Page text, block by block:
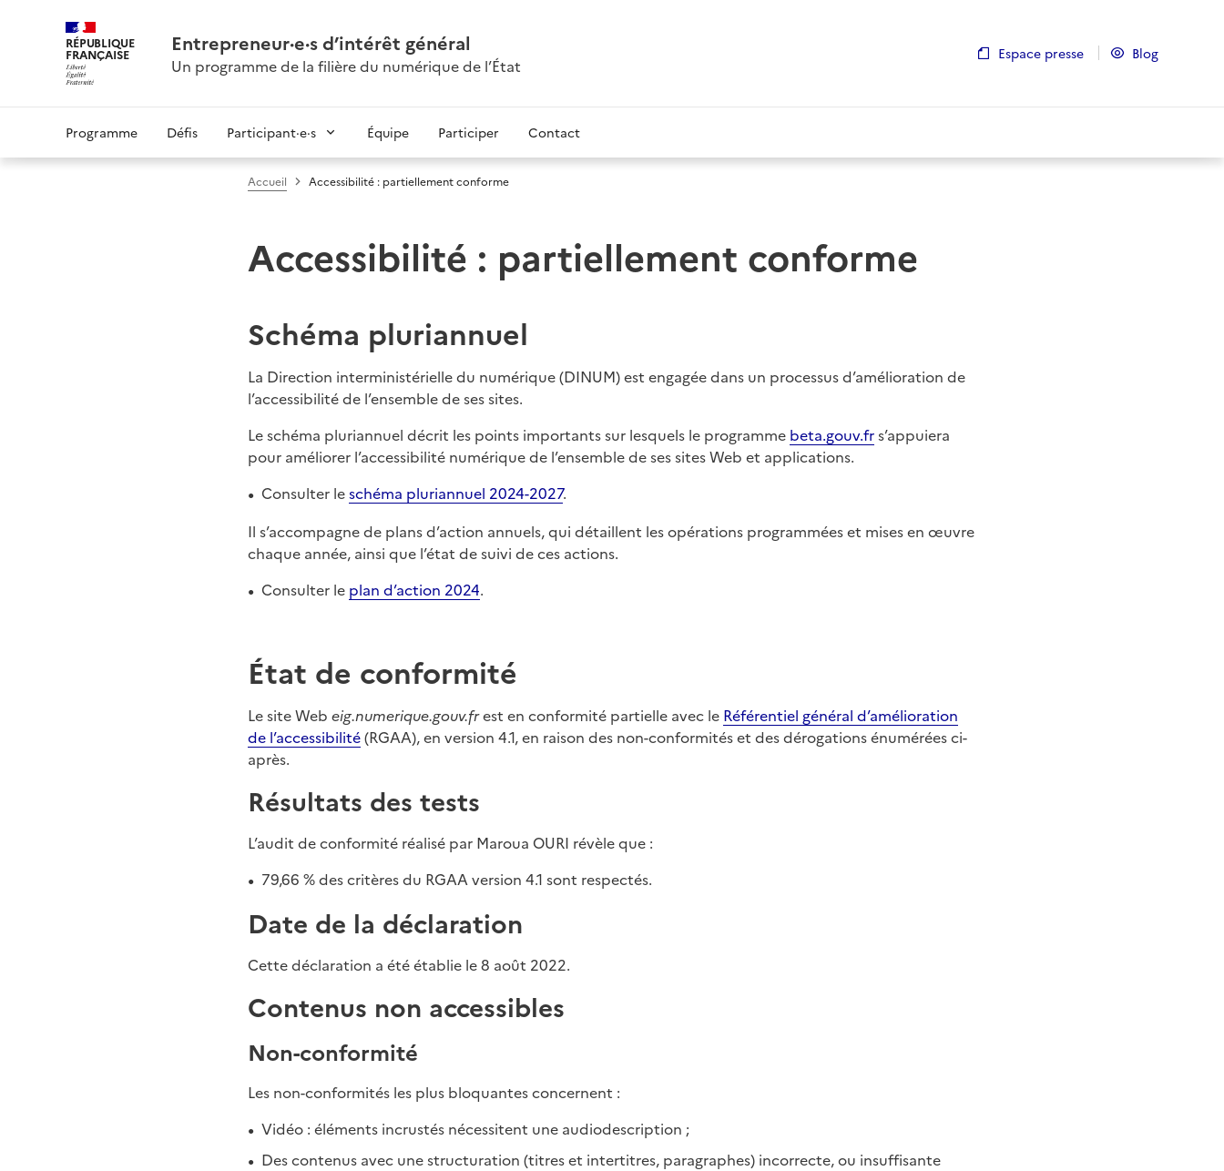
RÉPUBLIQUE
FRANÇAISE Entrepreneur·e·s d’intérêt général
Un programme de la filière du numérique de l’État
Espace presse Blog
Programme Défis Participant·e·s Équipe Participer Contact
Accueil Accessibilité : partiellement conforme
Accessibilité : partiellement conforme
Schéma pluriannuel
La Direction interministérielle du numérique (DINUM) est engagée dans un processus d’amélioration de
l’accessibilité de l’ensemble de ses sites.
Le schéma pluriannuel décrit les points importants sur lesquels le programme beta.gouv.frs’appuiera
pour améliorer l’accessibilité numérique de l’ensemble de ses sites Web et applications.
Consulter leschéma pluriannuel 2024-2027.
Il s’accompagne de plans d’action annuels, qui détaillent les opérations programmées et mises en œuvre
chaque année, ainsi que l’état de suivi de ces actions.
Consulter le plan d’action 2024.
État de conformité
Le site Web eig.numerique.gouv.frest en conformité partielle avec le Référentiel général d’amélioration
de l’accessibilité(RGAA), en version 4.1, en raison des non-conformités et des dérogations énumérées ci-
après.
Résultats des tests
L’audit de conformité réalisé par Maroua OURI révèle que :
79,66 % des critères du RGAA version 4.1 sont respectés.
Date de la déclaration
Cette déclaration a été établie le 8 août 2022.
Contenus non accessibles
Non-conformité
Les non-conformités les plus bloquantes concernent :
Vidéo : éléments incrustés nécessitent une audiodescription ;
Des contenus avec une structuration (titres et intertitres, paragraphes) incorrecte, ou insuffisante